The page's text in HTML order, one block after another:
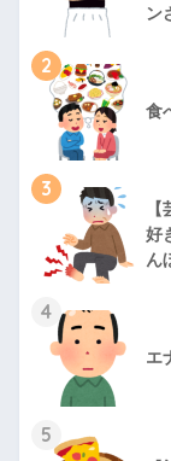
ン
2
食
3
好
ん
4
エ
5